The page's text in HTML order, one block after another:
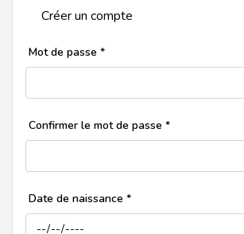
Créer un compte
Mot de passe *
Confirmer le mot de passe *
Date de naissance *